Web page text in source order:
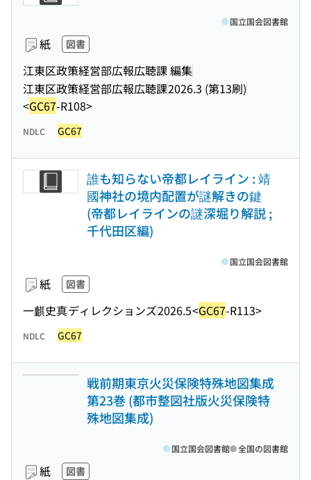
紙 図書
江東区政策経営部広報広聴課 編集
江東区政策経営部広報広聴課2026.3 (第13刷)
<GC67-R108>
国立国会図書館
NDLC GC67
誰も知らない帝都レイライン : 靖
國神社の境内配置が謎解きの鍵
(帝都レイラインの謎深堀り解説 ;
千代田区編)
紙 図書
一麒史真ディレクションズ2026.5<GC67-R113>
国立国会図書館
NDLC GC67
戦前期東京火災保険特殊地図集成
第23巻 (都市整図社版火災保険特
殊地図集成)
紙 図書
国立国会図書館 全国の図書館